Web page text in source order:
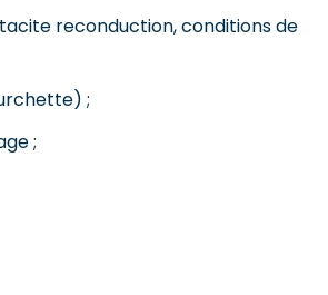
reconduction, conditions de
;
;